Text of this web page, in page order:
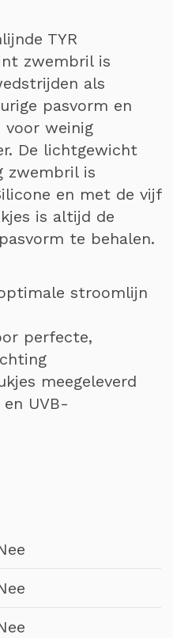
TYR
zwembril is
als
pasvorm en
voor weinig
De lichtgewicht
zwembril is
en met de vijf
is altijd de
te behalen.
stroomlijn
perfecte,
meegeleverd
UVB-